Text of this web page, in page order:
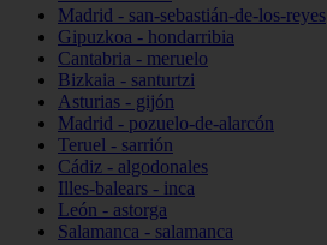
Madrid - san-sebastián-de-los-reyes
Gipuzkoa - hondarribia
Cantabria - meruelo
Bizkaia - santurtzi
Asturias - gijón
Madrid - pozuelo-de-alarcón
Teruel - sarrión
Cádiz - algodonales
Illes-balears - inca
León - astorga
Salamanca - salamanca